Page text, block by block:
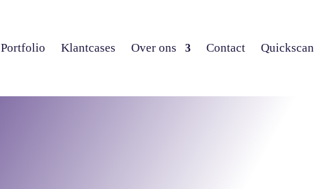
Portfolio Klantcases Over ons Contact Quickscan